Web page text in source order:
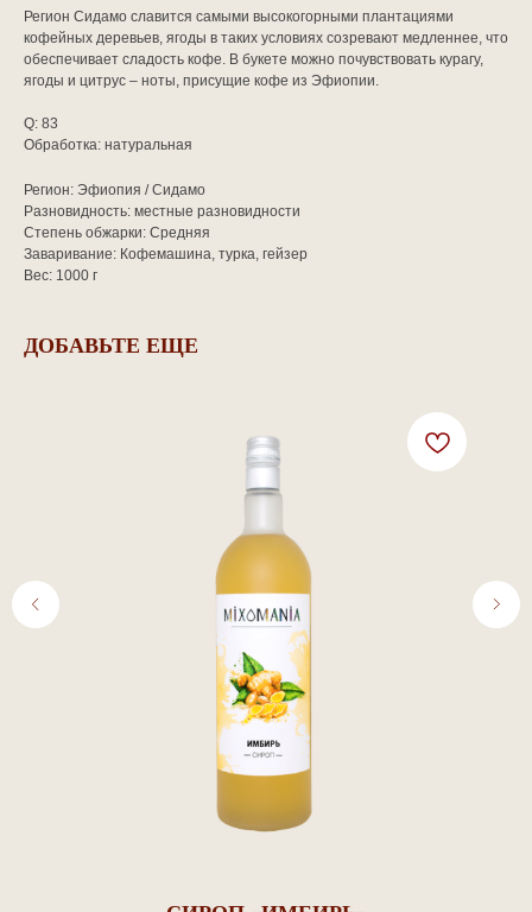
Регион Сидамо славится самыми высокогорными плантациями
кофейных деревьев, ягоды в таких условиях созревают медленнее, что
обеспечивает сладость кофе. В букете можно почувствовать курагу,
ягоды и цитрус – ноты, присущие кофе из Эфиопии.
Q: 83
Обработка: натуральная
Регион: Эфиопия / Сидамо
Разновидность: местные разновидности
Степень обжарки: Средняя
Заваривание: Кофемашина, турка, гейзер
Вес: 1000 г
ДОБАВЬТЕ ЕЩЕ